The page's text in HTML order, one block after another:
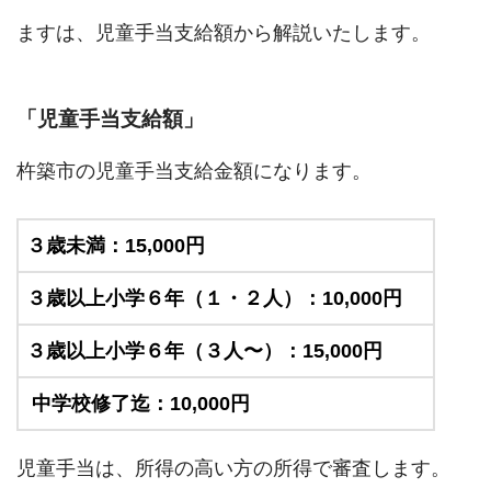
ますは、児童手当支給額から解説いたします。
「児童手当支給額」
杵築市の児童手当支給金額になります。
３歳未満：15,000円
３歳以上小学６年（１・２人）：10,000円
３歳以上小学６年（３人〜）：15,000円
中学校修了迄：10,000円
児童手当は、所得の高い方の所得で審査します。